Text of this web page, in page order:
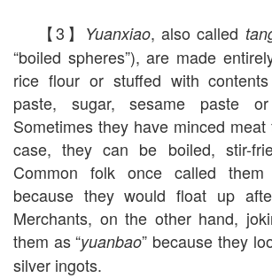
【3】 Yuanxiao, also called
“boiled spheres”), are made
rice flour or stuffed with
paste, sugar, sesame paste
Sometimes they have minced
case, they can be boiled, stir-
Common folk once called them
because they would float up
Merchants, on the other hand,
them as “yuanbao” because they
silver ingots.